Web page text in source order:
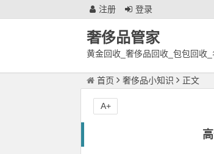
注册 登录
奢侈品管家
黄金回收_奢侈品回收_包包回收_
首页 奢侈品小知识 正文
A+